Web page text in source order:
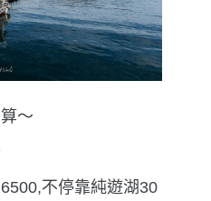
〜
不停靠純遊湖30